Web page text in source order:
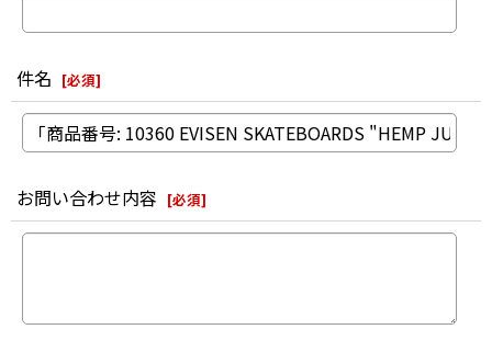
件名 [必須]
お問い合わせ内容 [必須]